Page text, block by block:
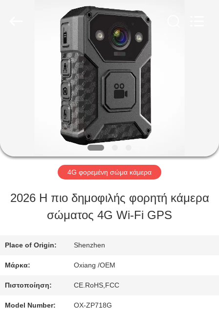
ΠΡΟΪΌΝΤΑ
ΕΚΠΟΜΠΉ
ΣΧΕΤΙΚΆ
ΜΕ
ΕΜΆΣ
4G φορεμένη σώμα κάμερα
2026 Η πιο δημοφιλής φορητή κάμερα
σώματος 4G Wi-Fi GPS
Place of Origin: Shenzhen
Μάρκα: Oxiang /OEM
Πιστοποίηση: CE.RoHS,FCC
Model Number: OX-ZP718G